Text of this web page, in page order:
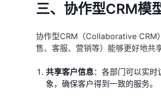
三、协作型CRM模
协作型CRM（Collaborative CRM
售、客服、营销等）能够更好地共
共享客户信息：各部门可以实
象，确保客户得到一致的服务。